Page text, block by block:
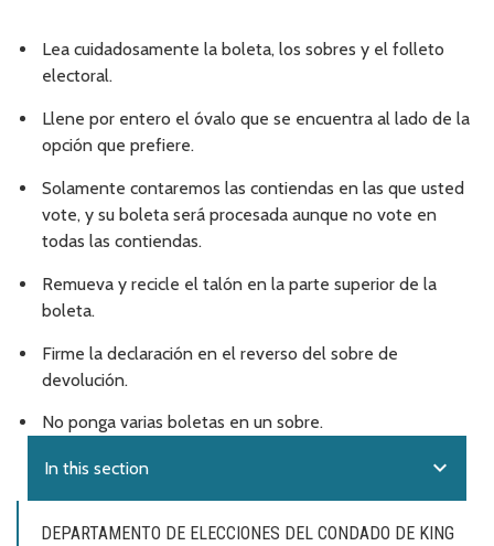
Lea cuidadosamente la boleta, los sobres y el folleto
electoral.
Llene por entero el óvalo que se encuentra al lado de la
opción que prefiere.
Solamente contaremos las contiendas en las que usted
vote, y su boleta será procesada aunque no vote en
todas las contiendas.
Remueva y recicle el talón en la parte superior de la
boleta.
Firme la declaración en el reverso del sobre de
devolución.
No ponga varias boletas en un sobre.
In this section expand_more
DEPARTAMENTO DE ELECCIONES DEL CONDADO DE KING